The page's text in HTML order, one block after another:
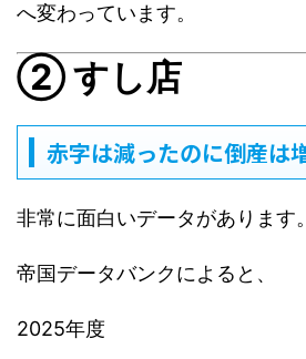
へ変わっています。
② すし店
赤字は減ったのに倒産は
非常に面白いデータがあります。
帝国データバンクによると、
2025年度